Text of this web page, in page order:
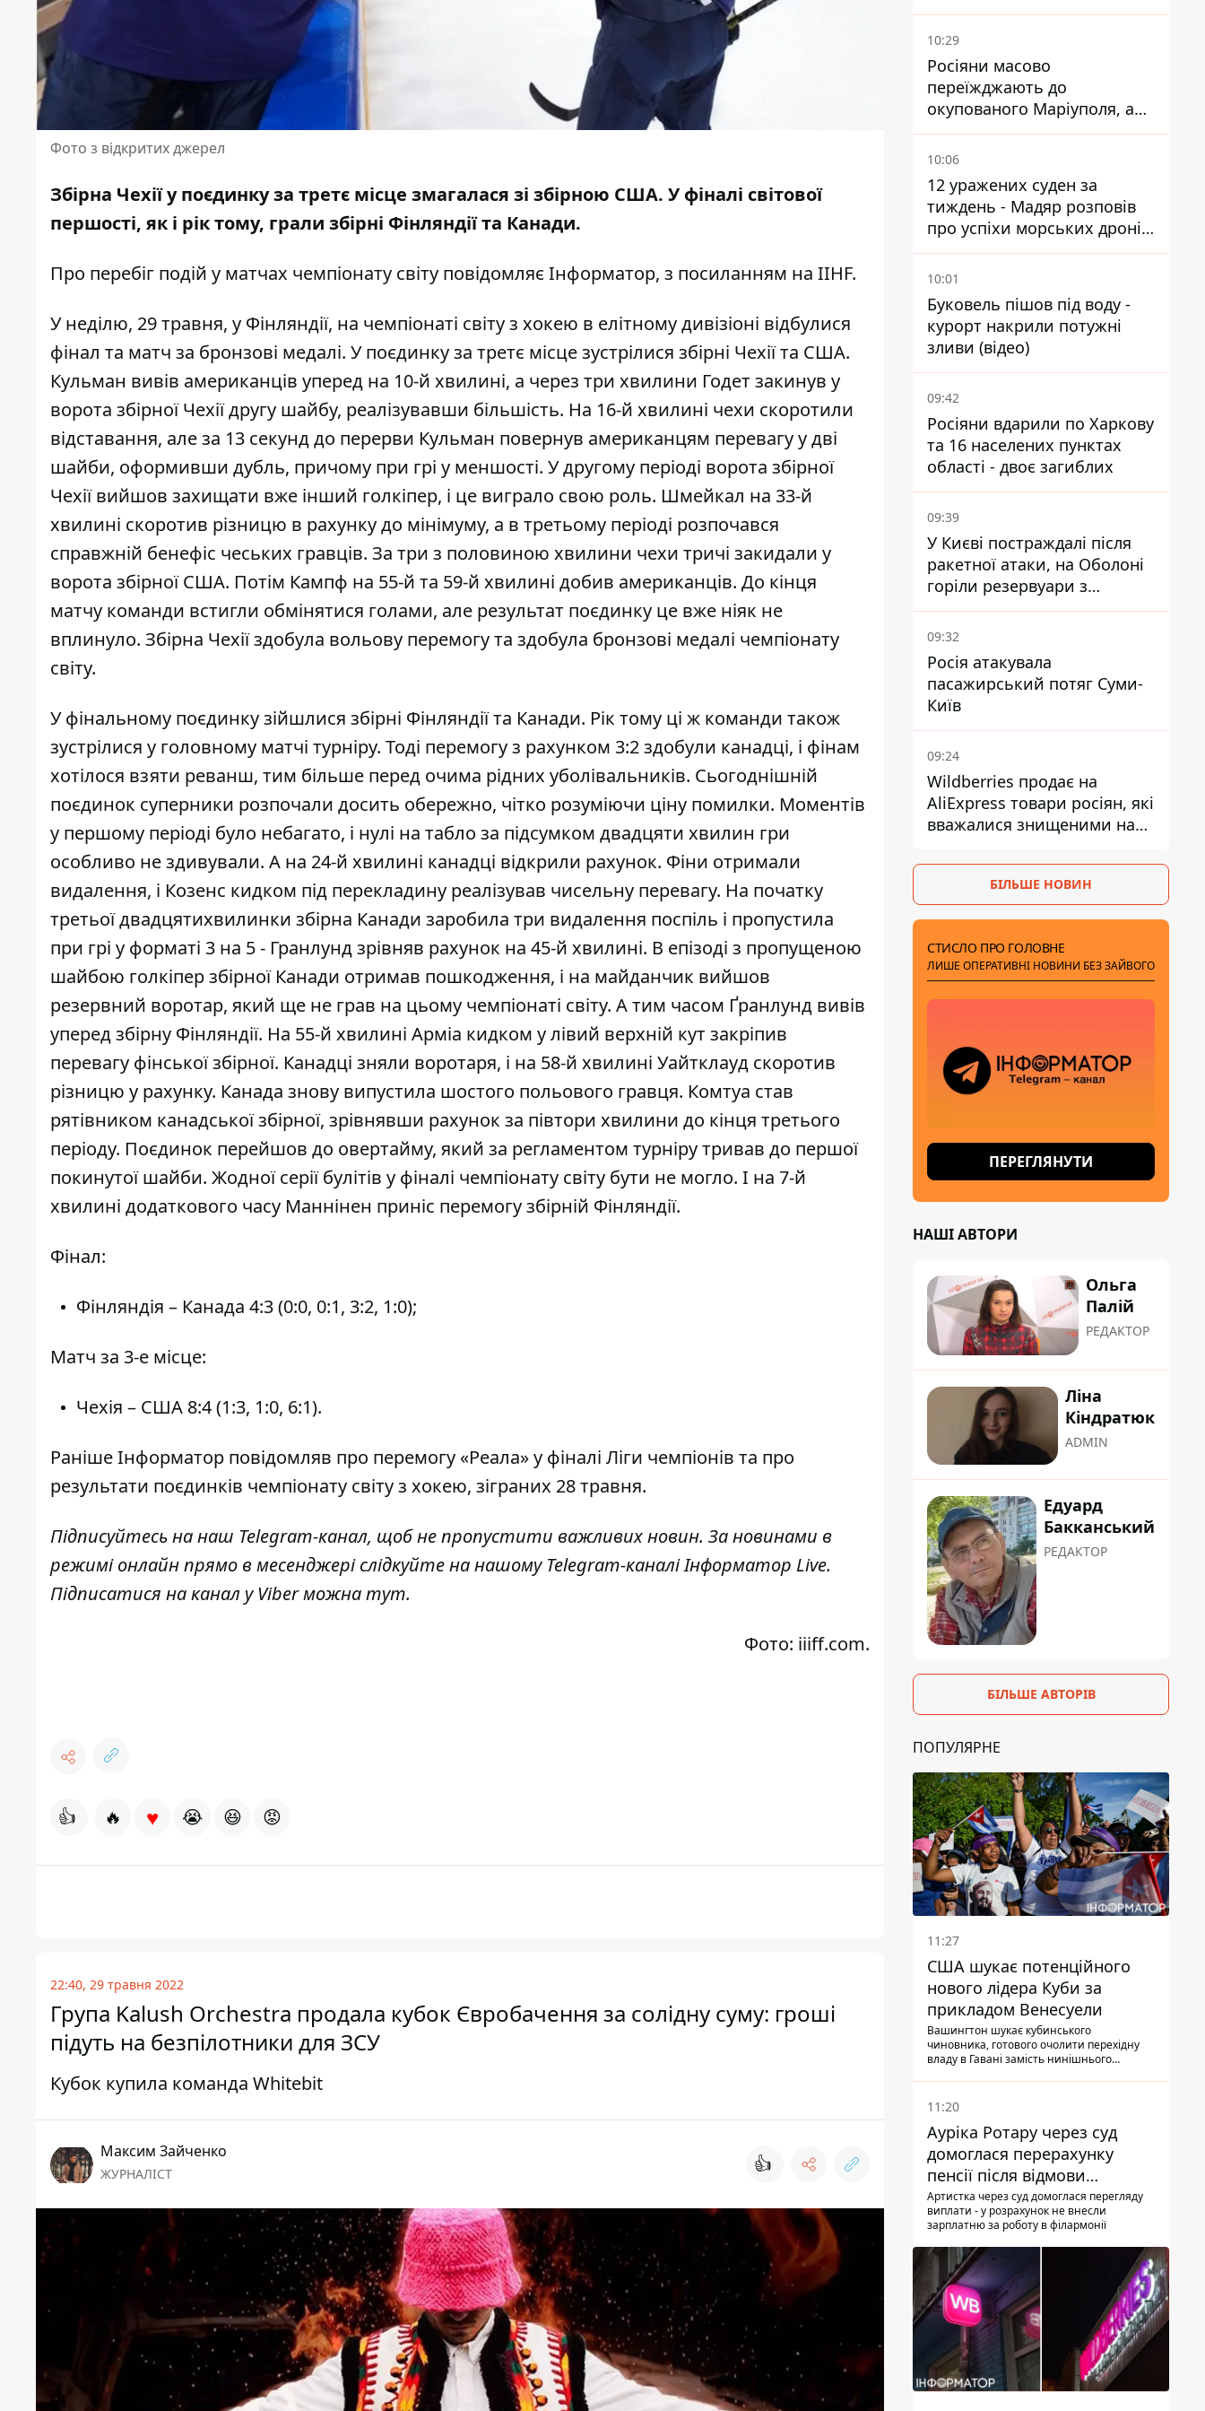
Фото з відкритих джерел
Збірна Чехії у поєдинку за третє місце змагалася зі збірною США. У фіналі світової
першості, як і рік тому, грали збірні Фінляндії та Канади.
Про перебіг подій у матчах чемпіонату світу повідомляє Інформатор, з посиланням на IIHF.
У неділю, 29 травня, у Фінляндії, на чемпіонаті світу з хокею в елітному дивізіоні відбулися
фінал та матч за бронзові медалі. У поєдинку за третє місце зустрілися збірні Чехії та США.
Кульман вивів американців уперед на 10-й хвилині, а через три хвилини Годет закинув у
ворота збірної Чехії другу шайбу, реалізувавши більшість. На 16-й хвилині чехи скоротили
відставання, але за 13 секунд до перерви Кульман повернув американцям перевагу у дві
шайби, оформивши дубль, причому при грі у меншості. У другому періоді ворота збірної
Чехії вийшов захищати вже інший голкіпер, і це виграло свою роль. Шмейкал на 33-й
хвилині скоротив різницю в рахунку до мінімуму, а в третьому періоді розпочався
справжній бенефіс чеських гравців. За три з половиною хвилини чехи тричі закидали у
ворота збірної США. Потім Кампф на 55-й та 59-й хвилині добив американців. До кінця
матчу команди встигли обмінятися голами, але результат поєдинку це вже ніяк не
вплинуло. Збірна Чехії здобула вольову перемогу та здобула бронзові медалі чемпіонату
світу.
У фінальному поєдинку зійшлися збірні Фінляндії та Канади. Рік тому ці ж команди також
зустрілися у головному матчі турніру. Тоді перемогу з рахунком 3:2 здобули канадці, і фінам
хотілося взяти реванш, тим більше перед очима рідних уболівальників. Сьогоднішній
поєдинок суперники розпочали досить обережно, чітко розуміючи ціну помилки. Моментів
у першому періоді було небагато, і нулі на табло за підсумком двадцяти хвилин гри
особливо не здивували. А на 24-й хвилині канадці відкрили рахунок. Фіни отримали
видалення, і Козенс кидком під перекладину реалізував чисельну перевагу. На початку
третьої двадцятихвилинки збірна Канади заробила три видалення поспіль і пропустила
при грі у форматі 3 на 5 - Гранлунд зрівняв рахунок на 45-й хвилині. В епізоді з пропущеною
шайбою голкіпер збірної Канади отримав пошкодження, і на майданчик вийшов
резервний воротар, який ще не грав на цьому чемпіонаті світу. А тим часом Ґранлунд вивів
уперед збірну Фінляндії. На 55-й хвилині Арміа кидком у лівий верхній кут закріпив
перевагу фінської збірної. Канадці зняли воротаря, і на 58-й хвилині Уайтклауд скоротив
різницю у рахунку. Канада знову випустила шостого польового гравця. Комтуа став
рятівником канадської збірної, зрівнявши рахунок за півтори хвилини до кінця третього
періоду. Поєдинок перейшов до овертайму, який за регламентом турніру тривав до першої
покинутої шайби. Жодної серії булітів у фіналі чемпіонату світу бути не могло. І на 7-й
хвилині додаткового часу Маннінен приніс перемогу збірній Фінляндії.
Фінал:
Фінляндія – Канада 4:3 (0:0, 0:1, 3:2, 1:0);
Матч за 3-е місце:
Чехія – США 8:4 (1:3, 1:0, 6:1).
РанішеІнформатор повідомляв про перемогу «Реала» у фіналі Ліги чемпіонів та про
результати поєдинків чемпіонату світу з хокею, зіграних 28 травня.
Підписуйтесь на наш Telegram-канал, щоб не пропустити важливих новин. За новинами в
режимі онлайн прямо в месенджері слідкуйте на нашому Telegram-каналіІнформатор Live.
Підписатися на канал у Viber можнатут.
Фото: iiiff.com.
👍 🔥 ♥ 😭 😆 😡
22:40, 29 травня 2022
Група Kalush Orchestra продала кубок Євробачення за солідну суму: гроші
підуть на безпілотники для ЗСУ
Кубок купила команда Whitebit
Максим Зайченко
ЖУРНАЛІСТ 👍
знаменитості
10:29
Росіяни масово
переїжджають до
окупованого Маріуполя, а
місцевих залишають без
житла
10:06
12 уражених суден за
тиждень - Мадяр розповів
про успіхи морських дронів
у Чорному та Азовському
морях
10:01
Буковель пішов під воду -
курорт накрили потужні
зливи (відео)
09:42
Росіяни вдарили по Харкову
та 16 населених пунктах
області - двоє загиблих
09:39
У Києві постраждалі після
ракетної атаки, на Оболоні
горіли резервуари з
паливом
09:32
Росія атакувала
пасажирський потяг Суми-
Київ
09:24
Wildberries продає на
AliExpress товари росіян, які
вважалися знищеними на
БІЛЬШЕ НОВИН
СТИСЛО ПРО ГОЛОВНЕ
ЛИШЕ ОПЕРАТИВНІ НОВИНИ БЕЗ ЗАЙВОГО
ПЕРЕГЛЯНУТИ
НАШІ АВТОРИ
Ольга
Палій
РЕДАКТОР
Ліна
Кіндратюк
ADMIN
Едуард
Бакканський
РЕДАКТОР
БІЛЬШЕ АВТОРІВ
ПОПУЛЯРНЕ
11:27
США шукає потенційного
нового лідера Куби за
прикладом Венесуели
Вашингтон шукає кубинського
чиновника, готового очолити перехідну
владу в Гавані замість нинішнього
11:20
Ауріка Ротару через суд
домоглася перерахунку
пенсії після відмови
Пенсійного фонду
Артистка через суд домоглася перегляду
виплати - у розрахунок не внесли
зарплатню за роботу в філармонії